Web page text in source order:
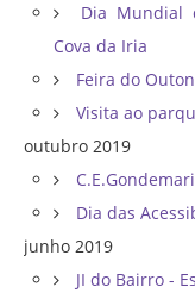
Dia Mundial
Cova da Iria
Feira do
Visita ao
outubro 2019
Dia das
junho 2019
JI do Bairro -